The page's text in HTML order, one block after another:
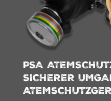
PSA
SICHERER